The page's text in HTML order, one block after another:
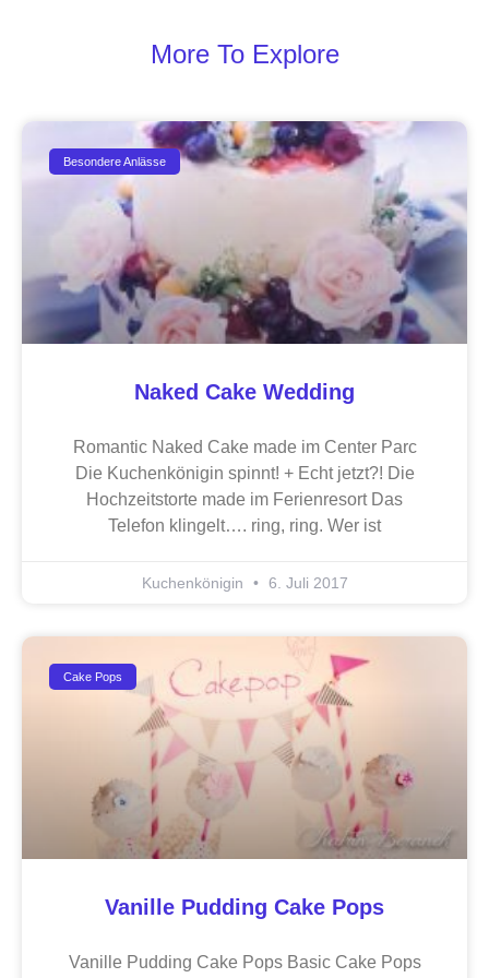
More To Explore
Besondere Anlässe
Naked Cake Wedding
Romantic Naked Cake made im Center Parc
Die Kuchenkönigin spinnt! + Echt jetzt?! Die
Hochzeitstorte made im Ferienresort Das
Telefon klingelt…. ring, ring. Wer ist
Kuchenkönigin 6. Juli 2017
Cake Pops
Vanille Pudding Cake Pops
Vanille Pudding Cake Pops Basic Cake Pops